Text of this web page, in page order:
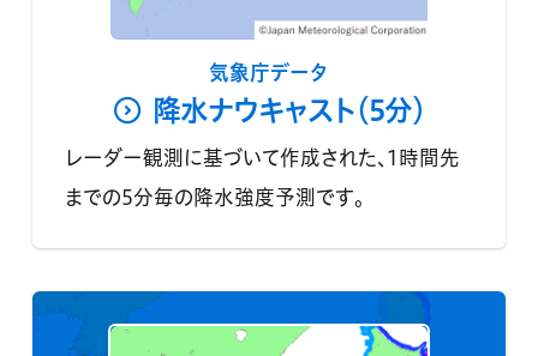
気象庁データ
降水ナウキャスト（5分）
レーダー観測に基づいて作成された、1時間先
までの5分毎の降水強度予測です。